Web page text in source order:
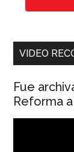
VIDEO
Fue
Reforma